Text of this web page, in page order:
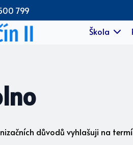
799
Škola
důvodů vyhlašuji na